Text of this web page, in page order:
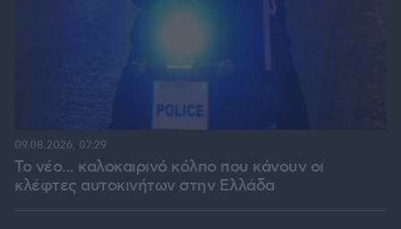
Το νέο... καλοκαιρινό κόλπο που κάνουν οι
κλέφτες αυτοκινήτων στην Ελλάδα
09.08.2026, 07:29